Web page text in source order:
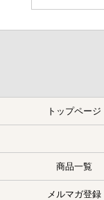
トップページ
商品一覧
メルマガ登録